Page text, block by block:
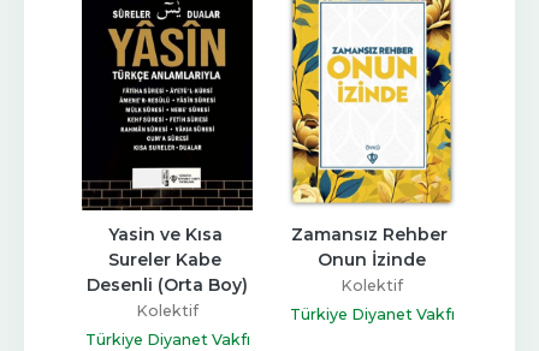
Yasin ve Kısa
Sureler Kabe
Desenli (Orta Boy)
Kolektif
Türkiye Diyanet Vakfı
Zamansız Rehber
Onun İzinde
Kolektif
Türkiye Diyanet Vakfı